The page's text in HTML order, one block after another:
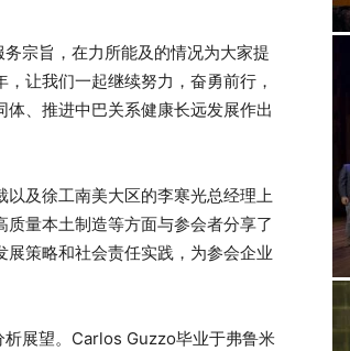
宗旨，在力所能及的情况为大家提
让我们一起继续努力，奋勇前行，
、推进中巴关系健康⻓远发展作出
及徐工南美大区的李寒光总经理上
量本土制造等方面与参会者分享了
策略和社会责任实践，为参会企业
展望。Carlos Guzzo毕业于弗鲁米